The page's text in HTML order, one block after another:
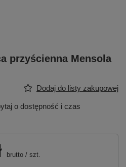
przyścienna Mensola
Dodaj do listy zakupowej
o dostępność i czas
brutto / szt.